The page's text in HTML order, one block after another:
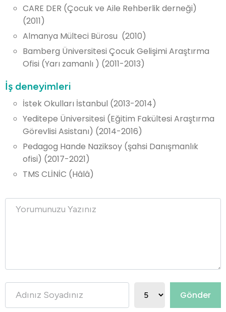
CARE DER (Çocuk ve Aile Rehberlik derneği)
(2011)
Almanya Mülteci Bürosu (2010)
Bamberg Üniversitesi Çocuk Gelişimi Araştırma
Ofisi (Yarı zamanlı ) (2011-2013)
İş deneyimleri
İstek Okulları İstanbul (2013-2014)
Yeditepe Üniversitesi (Eğitim Fakültesi Araştırma
Görevlisi Asistanı) (2014-2016)
Pedagog Hande Naziksoy (şahsi Danışmanlık
ofisi) (2017-2021)
TMS CLİNİC (Hâlâ)
Gönder